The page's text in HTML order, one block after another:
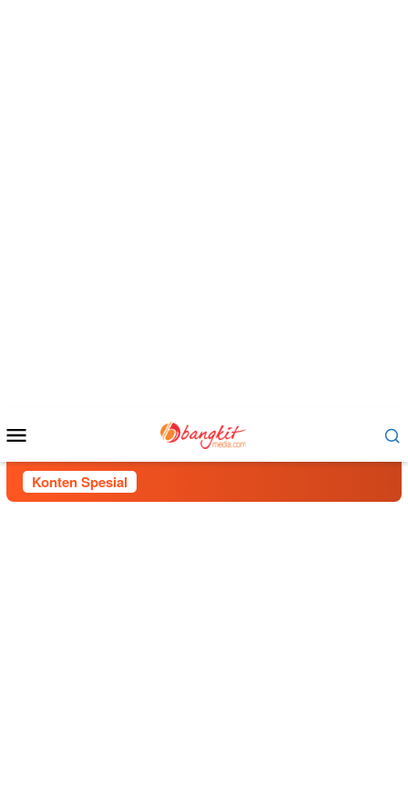
Mobile
Konten Spesial